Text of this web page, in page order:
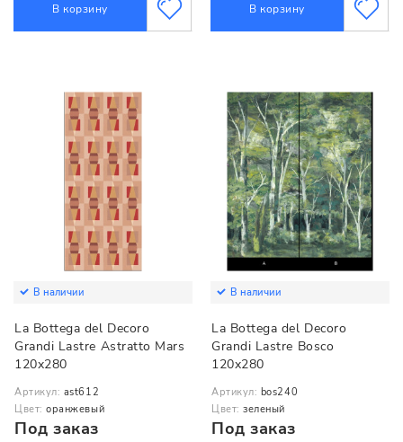
В корзину В корзину
В наличии
La Bottega del Decoro
Grandi Lastre Astratto Mars
120x280
Артикул: ast612
Цвет: оранжевый
Под заказ
В наличии
La Bottega del Decoro
Grandi Lastre Bosco
120x280
Артикул: bos240
Цвет: зеленый
Под заказ